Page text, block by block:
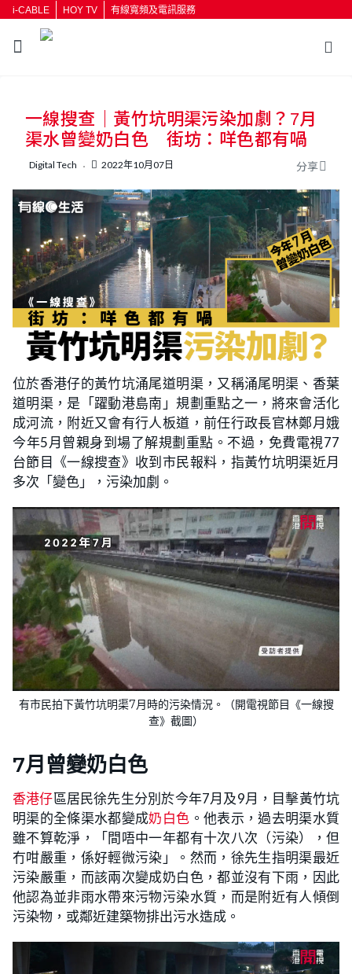
i-CABLE HOY TV 有線寬頻及電訊服務
按輸入鍵開始搜尋
一線搜查｜黃竹坑明渠污染加劇？7月
渠水曾變奶白色 街坊：咩色都有喎
Digital Tech 2022年10月07日 分享
位於香港仔的黃竹坑涌尾道明渠，又稱涌尾明渠、香葉
道明渠，是「躍動港島南」規劃重點之一，將來會活化
成河流，附近又會有行人板道，前任行政長官林鄭月娥
今年5月曾親身到場了解規劃重點。不過，免費電視77
台節目《一線搜查》收到市民報料，指黃竹坑明渠近月
多次「變色」，污染加劇。
有市民拍下黃竹坑明渠7月時的污染情況。（開電視節目《一線搜
查》截圖）
7月曾變奶白色
香港仔區居民徐先生分別於今年7月及9月，目擊黃竹坑
明渠的全條渠水都變成奶白色 。他表示，過去明渠水質
雖不算乾淨，「間唔中一年都有十次八次（污染），但
冇咁嚴重，係好輕微污染」。然而，徐先生指明渠最近
污染嚴重，而該兩次變成奶白色，都並沒有下雨，因此
他認為並非雨水帶來污物污染水質，而是附近有人傾倒
污染物，或鄰近建築物排出污水造成。